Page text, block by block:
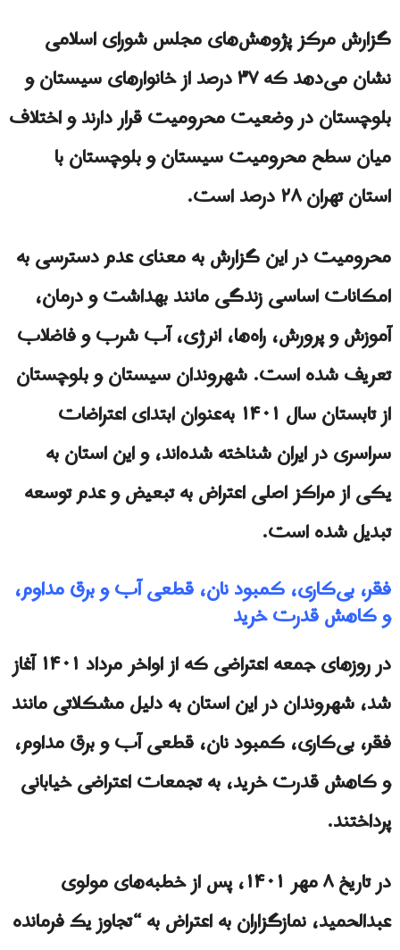
گزارش مرکز پژوهش‌های مجلس شورای اسلامی
نشان می‌دهد که ۳۷ درصد از خانوارهای سیستان و
بلوچستان در وضعیت محرومیت قرار دارند و اختلاف
میان سطح محرومیت سیستان و بلوچستان با
استان تهران ۲۸ درصد است.
محرومیت در این گزارش به معنای عدم دسترسی به
امکانات اساسی زندگی مانند بهداشت و درمان،
آموزش و پرورش، راه‌ها، انرژی، آب شرب و فاضلاب
تعریف شده است. شهروندان سیستان و بلوچستان
از تابستان سال ۱۴۰۱ به‌عنوان ابتدای اعتراضات
سراسری در ایران شناخته شده‌اند، و این استان به
یکی از مراکز اصلی اعتراض به تبعیض و عدم توسعه
تبدیل شده است.
فقر، بی‌کاری، کمبود نان، قطعی آب و برق مداوم،
و کاهش قدرت خرید
در روزهای جمعه اعتراضی که از اواخر مرداد ۱۴۰۱ آغاز
شد، شهروندان در این استان به دلیل مشکلاتی مانند
فقر، بی‌کاری، کمبود نان، قطعی آب و برق مداوم،
و کاهش قدرت خرید، به تجمعات اعتراضی خیابانی
پرداختند.
در تاریخ ۸ مهر ۱۴۰۱، پس از خطبه‌های مولوی
عبدالحمید، نمازگزاران به اعتراض به “تجاوز یک فرمانده